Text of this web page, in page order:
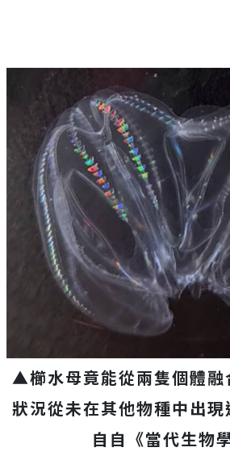
▲櫛水母竟能從兩隻個體融
狀況從未在其他物種中出
自自《當代生物學